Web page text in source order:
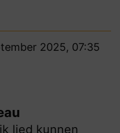
2025, 07:35
lied kunnen